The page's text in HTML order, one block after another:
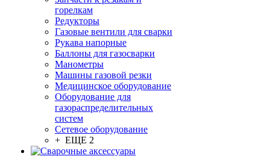
горелкам
Редукторы
Газовые вентили для сварки
Рукава напорные
Баллоны для газосварки
Манометры
Машины газовой резки
Медицинское оборудование
Оборудование для
газораспределительных
систем
Сетевое оборудование
+ ЕЩЕ 2